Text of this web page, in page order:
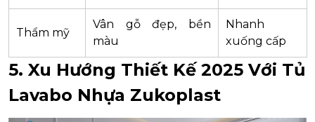
Thẩm mỹ
Vân gỗ đẹp, bền
màu
Nhanh
xuống cấp
5. Xu Hướng Thiết Kế 2025 Với Tủ
Lavabo Nhựa Zukoplast